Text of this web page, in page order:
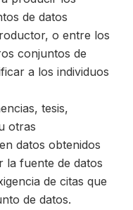
de datos
o entre los
conjuntos de
a los individuos
tesis,
otras
datos obtenidos
la fuente de datos
de citas que
de datos.